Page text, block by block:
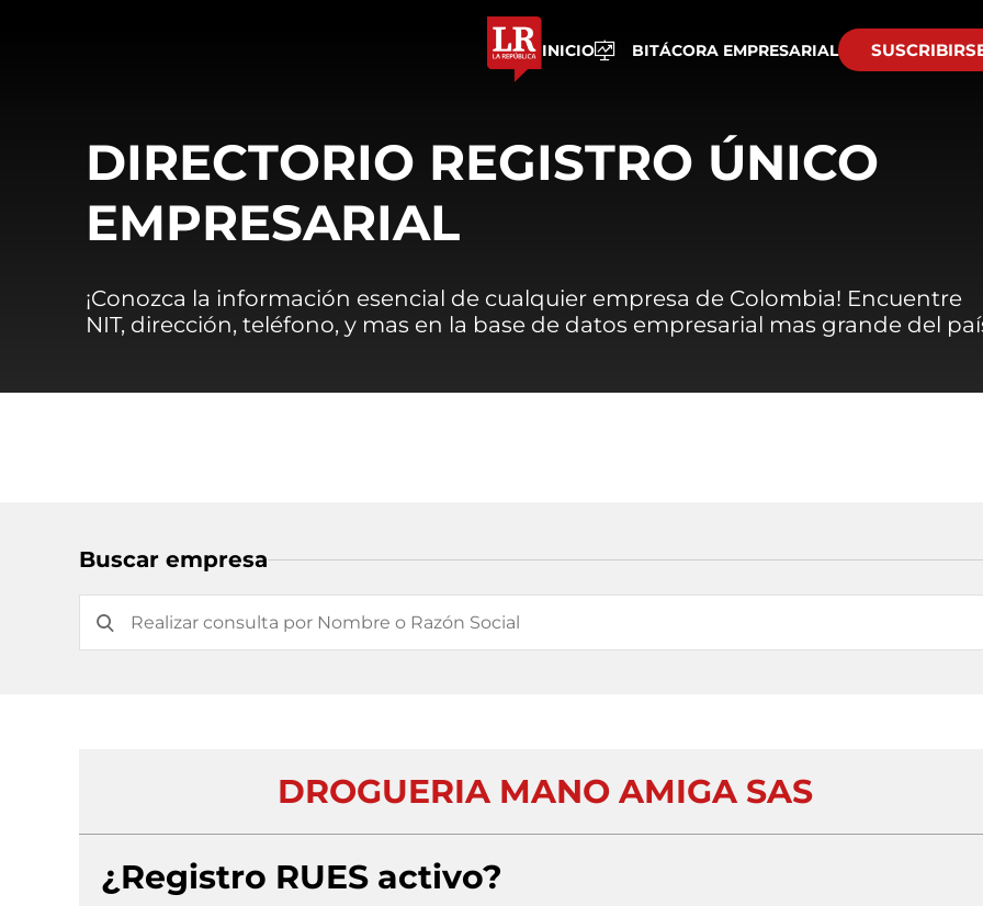
INICIO BITÁCORA EMPRESARIAL
DIRECTORIO REGISTRO ÚNICO
EMPRESARIAL
¡Conozca la información esencial de cualquier empresa de Colombia! Encuentre
NIT, dirección, teléfono, y mas en la base de datos empresarial mas grande del
Buscar empresa
DROGUERIA MANO AMIGA SAS
¿Registro RUES activo?